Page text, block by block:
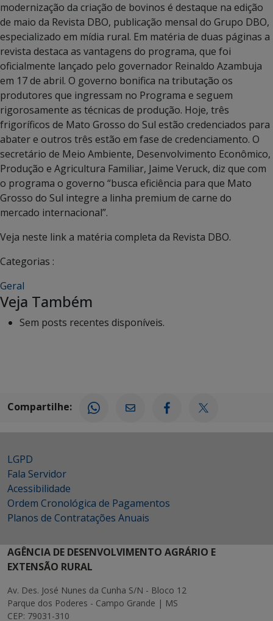
modernização da criação de bovinos é destaque na edição
de maio da Revista DBO, publicação mensal do Grupo DBO,
especializado em mídia rural. Em matéria de duas páginas a
revista destaca as vantagens do programa, que foi
oficialmente lançado pelo governador Reinaldo Azambuja
em 17 de abril. O governo bonifica na tributação os
produtores que ingressam no Programa e seguem
rigorosamente as técnicas de produção. Hoje, três
frigoríficos de Mato Grosso do Sul estão credenciados para
abater e outros três estão em fase de credenciamento. O
secretário de Meio Ambiente, Desenvolvimento Econômico,
Produção e Agricultura Familiar, Jaime Veruck, diz que com
o programa o governo “busca eficiência para que Mato
Grosso do Sul integre a linha premium de carne do
mercado internacional”.
Veja neste link a matéria completa da Revista DBO.
Categorias :
Geral
Veja Também
Sem posts recentes disponíveis.
Compartilhe:
LGPD
Fala Servidor
Acessibilidade
Ordem Cronológica de Pagamentos
Planos de Contratações Anuais
AGÊNCIA DE DESENVOLVIMENTO AGRÁRIO E
EXTENSÃO RURAL
Av. Des. José Nunes da Cunha S/N - Bloco 12
Parque dos Poderes - Campo Grande | MS
CEP: 79031-310